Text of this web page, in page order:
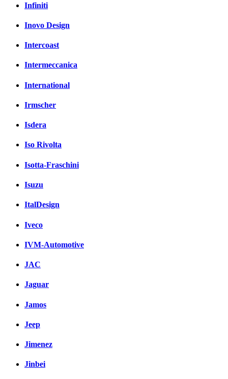
Infiniti
Inovo Design
Intercoast
Intermeccanica
International
Irmscher
Isdera
Iso Rivolta
Isotta-Fraschini
Isuzu
ItalDesign
Iveco
IVM-Automotive
JAC
Jaguar
Jamos
Jeep
Jimenez
Jinbei